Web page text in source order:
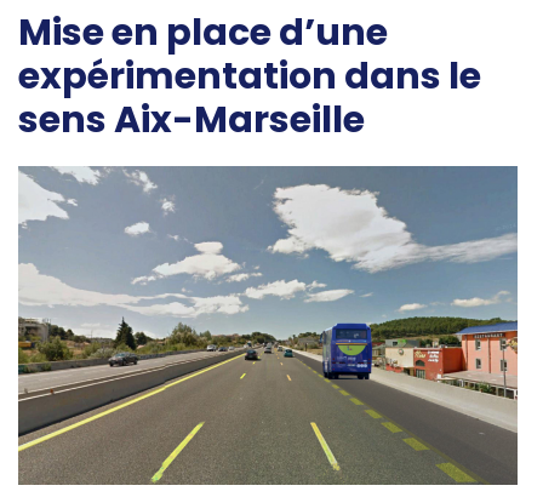
Mise en place d’une
expérimentation dans le
sens Aix-Marseille